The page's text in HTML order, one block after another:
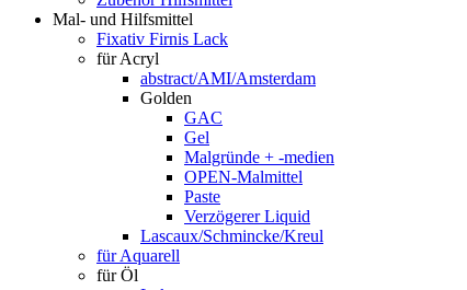
Mal- und Hilfsmittel
Fixativ Firnis Lack
für Acryl
abstract/AMI/Amsterdam
Golden
GAC
Gel
Malgründe + -medien
OPEN-Malmittel
Paste
Verzögerer Liquid
Lascaux/Schmincke/Kreul
für Aquarell
für Öl